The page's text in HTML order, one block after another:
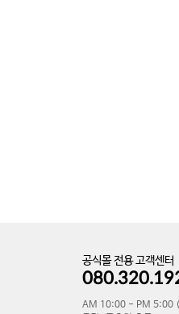
공식몰 전용 고객센터
AM 10:00 - PM 5:00